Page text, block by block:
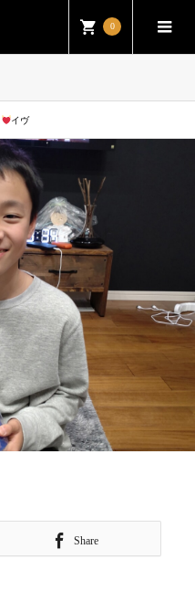
0
イヴ
Share